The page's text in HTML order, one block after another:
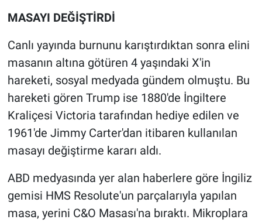
MASAYI DEĞİŞTİRDİ
Canlı yayında burnunu karıştırdıktan sonra elini
masanın altına götüren 4 yaşındaki X'in
hareketi, sosyal medyada gündem olmuştu. Bu
hareketi gören Trump ise 1880'de İngiltere
Kraliçesi Victoria tarafından hediye edilen ve
1961'de Jimmy Carter'dan itibaren kullanılan
masayı değiştirme kararı aldı.
ABD medyasında yer alan haberlere göre İngiliz
gemisi HMS Resolute'un parçalarıyla yapılan
masa, yerini C&O Masası'na bıraktı. Mikroplara
Haber
İlan
Kimdir
Koronavirüs
Kültür Sanat
Ne demişti
Nedir